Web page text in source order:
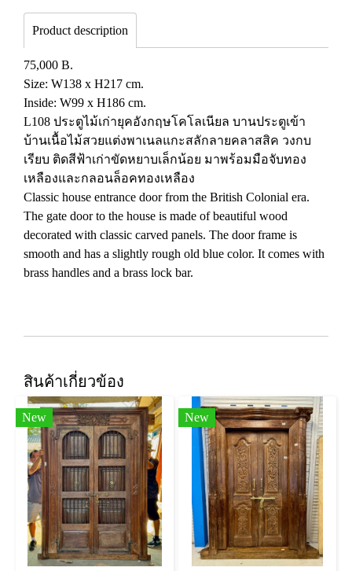
Product description
75,000 B.
Size: W138 x H217 cm.
Inside: W99 x H186 cm.
L108 ประตูไม้เก่ายุคอังกฤษโคโลเนียล บานประตูเข้า
บ้านเนื้อไม้สวยแต่งพาเนลแกะสลักลายคลาสสิค วงกบ
เรียบ ติดสีฟ้าเก่าขัดหยาบเล็กน้อย มาพร้อมมือจับทอง
เหลืองและกลอนล็อคทองเหลือง
Classic house entrance door from the British Colonial era.
The gate door to the house is made of beautiful wood
decorated with classic carved panels. The door frame is
smooth and has a slightly rough old blue color. It comes with
brass handles and a brass lock bar.
สินค้าเกี่ยวข้อง
New New